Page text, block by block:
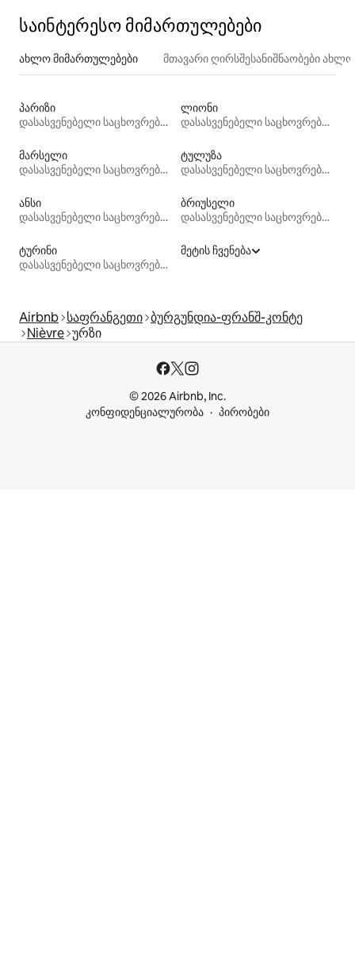
საინტერესო მიმართულებები
ახლო მიმართულებები მთავარი ღირსშესანიშნაობები
პარიზი
დასასვენებელი საცხოვრებლები
ლიონი
დასასვენებელი საცხოვრებლები
მარსელი
დასასვენებელი საცხოვრებლები
ტულუზა
დასასვენებელი საცხოვრებლები
ანსი
დასასვენებელი საცხოვრებლები
ბრიუსელი
დასასვენებელი საცხოვრებლები
ტურინი
დასასვენებელი საცხოვრებლები
მეტის ჩვენება
Airbnb საფრანგეთი ბურგუნდია-ფრანშ-კონტე
Nièvre ურზი
© 2026 Airbnb, Inc.
კონფიდენციალურობა
პირობები